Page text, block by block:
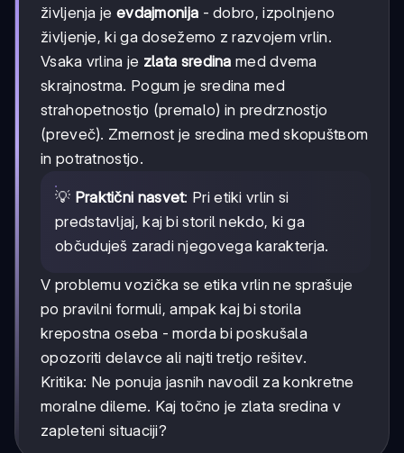
življenja je evdajmonija - dobro, izpolnjeno
življenje, ki ga dosežemo z razvojem vrlin.
Vsaka vrlina je zlata sredina med dvema
skrajnostma. Pogum je sredina med
strahopetnostjo (premalo) in predrznostjo
(preveč). Zmernost je sredina med skopuštвom
in potratnostjo.
💡 Praktični nasvet: Pri etiki vrlin si
predstavljaj, kaj bi storil nekdo, ki ga
občuduješ zaradi njegovega karakterja.
V problemu vozička se etika vrlin ne sprašuje
po pravilni formuli, ampak kaj bi storila
krepostna oseba - morda bi poskušala
opozoriti delavce ali najti tretjo rešitev.
Kritika: Ne ponuja jasnih navodil za konkretne
moralne dileme. Kaj točno je zlata sredina v
zapleteni situaciji?